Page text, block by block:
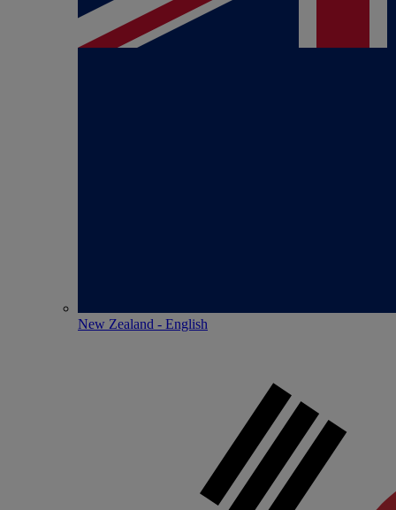
New Zealand - English